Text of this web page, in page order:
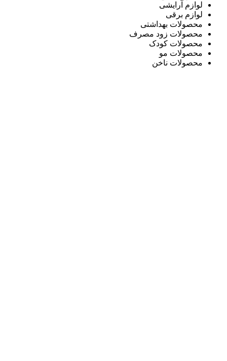
لوازم آرایشی
لوازم برقی
محصولات بهداشتی
محصولات زود مصرف
محصولات کودک
محصولات مو
محصولات ناخن